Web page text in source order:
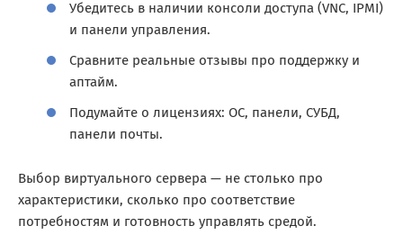
Убедитесь в наличии консоли доступа (VNC, IPMI)
и панели управления.
Сравните реальные отзывы про поддержку и
аптайм.
Подумайте о лицензиях: ОС, панели, СУБД,
панели почты.
Выбор виртуального сервера — не столько про
характеристики, сколько про соответствие
потребностям и готовность управлять средой.